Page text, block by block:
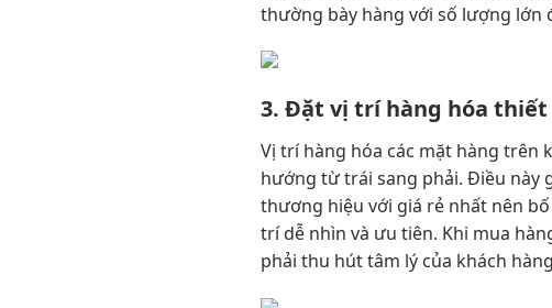
thường bày hàng với số lượng lớn
3. Đặt vị trí hàng hóa
Vị trí hàng hóa các mặt hàng trên
hướng từ trái sang phải. Điều này
thương hiệu với giá rẻ nhất nên
trí dễ nhìn và ưu tiên. Khi mua
phải thu hút tâm lý của khách